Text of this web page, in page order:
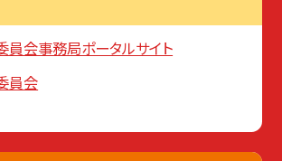
員会事務局ポータルサイト
員会